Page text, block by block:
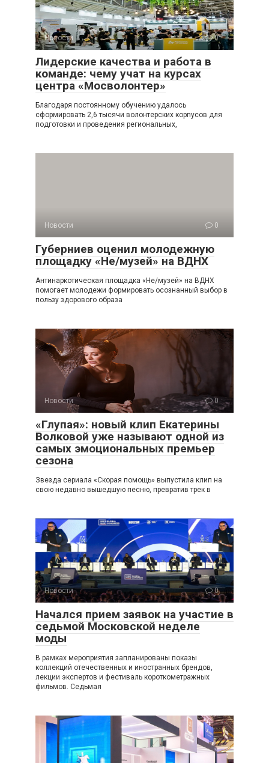
Новости 0
Лидерские качества и работа в
команде: чему учат на курсах
центра «Мосволонтер»
Благодаря постоянному обучению удалось
сформировать 2,6 тысячи волонтерских корпусов для
подготовки и проведения региональных,
Новости 0
Губерниев оценил молодежную
площадку «Не/музей» на ВДНХ
Антинаркотическая площадка «Не/музей» на ВДНХ
помогает молодежи формировать осознанный выбор в
пользу здорового образа
Новости 0
«Глупая»: новый клип Екатерины
Волковой уже называют одной из
самых эмоциональных премьер
сезона
Звезда сериала «Скорая помощь» выпустила клип на
свою недавно вышедшую песню, превратив трек в
Новости 0
Начался прием заявок на участие в
седьмой Московской неделе
моды
В рамках мероприятия запланированы показы
коллекций отечественных и иностранных брендов,
лекции экспертов и фестиваль короткометражных
фильмов. Седьмая